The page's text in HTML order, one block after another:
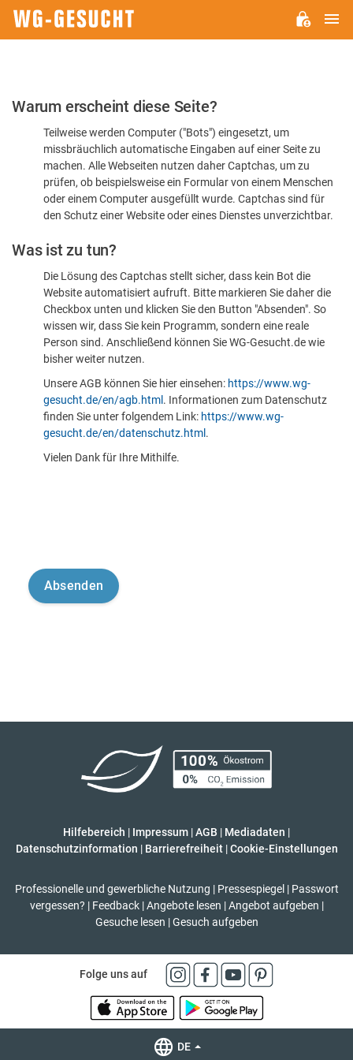
Bitte
dass
sind
Warum erscheint diese Seite?
Teilweise werden Computer ("Bots") eingesetzt, um
missbräuchlich automatische Eingaben auf einer Seite zu
machen. Alle Webseiten nutzen daher Captchas, um zu
prüfen, ob beispielsweise ein Formular von einem Menschen
oder einem Computer ausgefüllt wurde. Captchas sind für
den Schutz einer Website oder eines Dienstes unverzichtbar.
Was ist zu tun?
Die Lösung des Captchas stellt sicher, dass kein Bot die
Website automatisiert aufruft. Bitte markieren Sie daher die
Checkbox unten und klicken Sie den Button "Absenden". So
wissen wir, dass Sie kein Programm, sondern eine reale
Person sind. Anschließend können Sie WG-Gesucht.de wie
bisher weiter nutzen.
Unsere AGB können Sie hier einsehen: https://www.wg-
gesucht.de/en/agb.html . Informationen zum Datenschutz
finden Sie unter folgendem Link: https://www.wg-
gesucht.de/en/datenschutz.html .
Vielen Dank für Ihre Mithilfe.
Hilfebereich | Impressum |AGB | Mediadaten |
Datenschutzinformation | Barrierefreiheit | Cookie-Einstellungen
Professionelle und gewerbliche Nutzung | Pressespiegel | Passwort
vergessen? | Feedback | Angebote lesen | Angebot aufgeben |
Gesuche lesen | Gesuch aufgeben
Folge uns auf
DE